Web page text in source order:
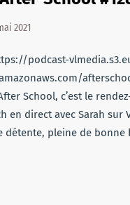
2021
podcast-
School, c’est le
en direct avec Sarah sur
détente, pleine de bonne